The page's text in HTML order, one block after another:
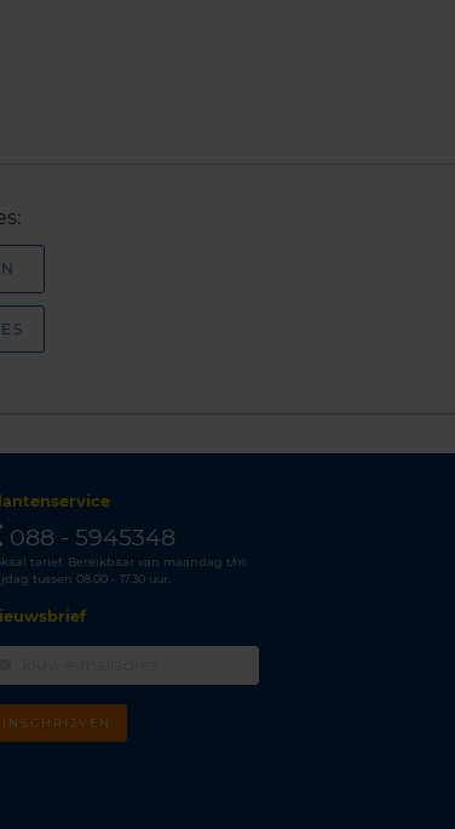
088 - 5945348
tarief. Bereikbaar van maandag t/m
tussen 08.00 - 17.30 uur.
INSCHRIJVEN